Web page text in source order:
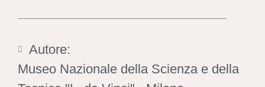
Autore:
Museo Nazionale della Scienza e della